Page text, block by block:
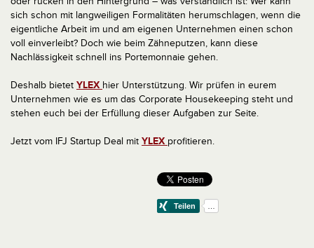
sich schon mit langweiligen Formalitäten herumschlagen, wenn die
eigentliche Arbeit im und am eigenen Unternehmen einen schon
voll einverleibt? Doch wie beim Zähneputzen, kann diese
Nachlässigkeit schnell ins Portemonnaie gehen.
Deshalb bietet YLEX hier Unterstützung. Wir prüfen in eurem
Unternehmen wie es um das Corporate Housekeeping steht und
stehen euch bei der Erfüllung dieser Aufgaben zur Seite.
Jetzt vom IFJ Startup Deal mit YLEX profitieren.